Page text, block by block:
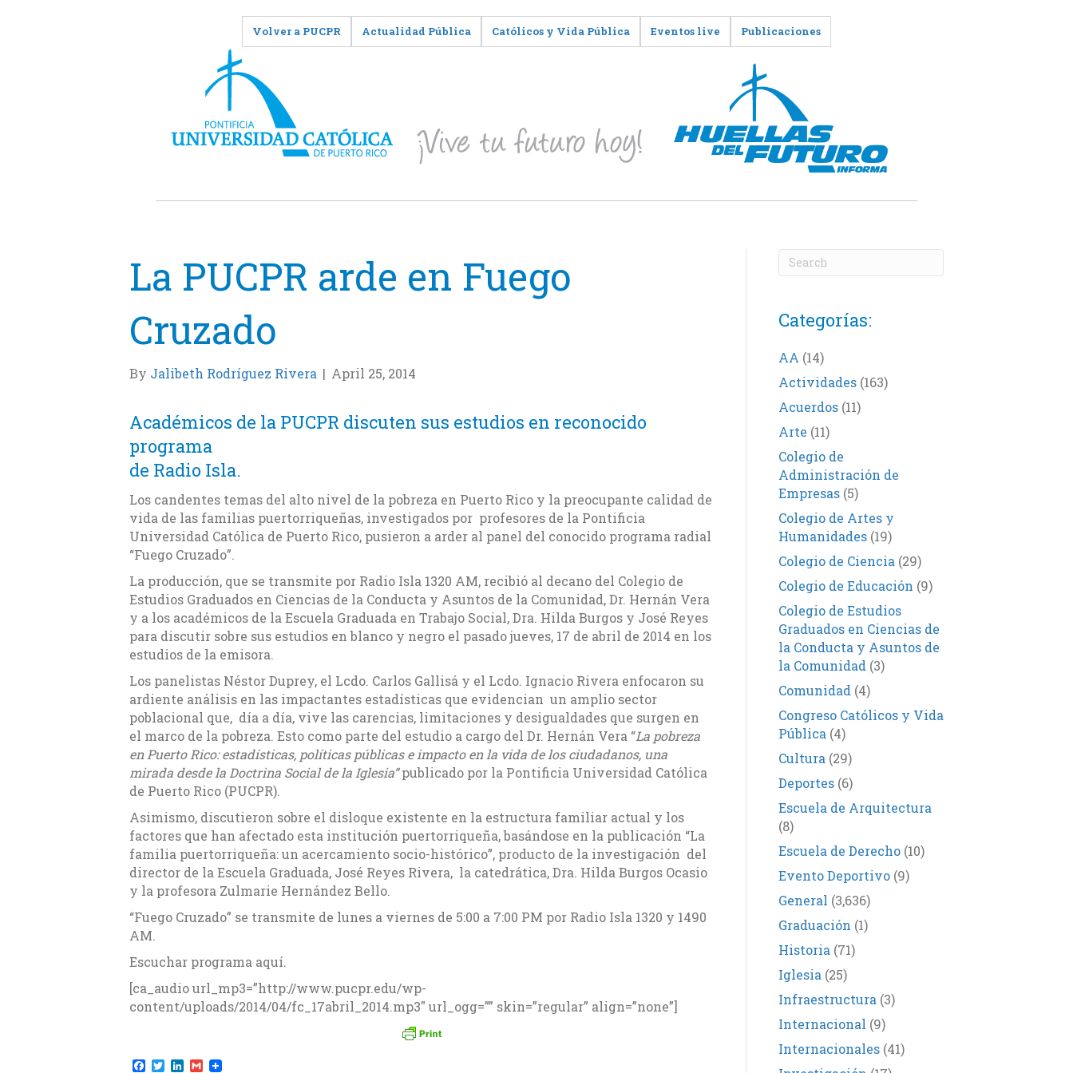
Volver a PUCPR Actualidad Pública Católicos y Vida Pública Eventos live Publicaciones
La PUCPR arde en Fuego
Cruzado
By Jalibeth Rodríguez Rivera | April 25, 2014
Académicos de la PUCPR discuten sus estudios en reconocido
programa
de Radio Isla.
Los candentes temas del alto nivel de la pobreza en Puerto Rico y la preocupante calidad de
vida de las familias puertorriqueñas, investigados por profesores de la Pontificia
Universidad Católica de Puerto Rico, pusieron a arder al panel del conocido programa radial
“Fuego Cruzado”.
La producción, que se transmite por Radio Isla 1320 AM, recibió al decano del Colegio de
Estudios Graduados en Ciencias de la Conducta y Asuntos de la Comunidad, Dr. Hernán Vera
y a los académicos de la Escuela Graduada en Trabajo Social, Dra. Hilda Burgos y José Reyes
para discutir sobre sus estudios en blanco y negro el pasado jueves, 17 de abril de 2014 en los
estudios de la emisora.
Los panelistas Néstor Duprey, el Lcdo. Carlos Gallisá y el Lcdo. Ignacio Rivera enfocaron su
ardiente análisis en las impactantes estadísticas que evidencian un amplio sector
poblacional que, día a día, vive las carencias, limitaciones y desigualdades que surgen en
el marco de la pobreza. Esto como parte del estudio a cargo del Dr. Hernán Vera “La pobreza
en Puerto Rico: estadísticas, políticas públicas e impacto en la vida de los ciudadanos, una
mirada desde la Doctrina Social de la Iglesia”publicado por la Pontificia Universidad Católica
de Puerto Rico (PUCPR).
Asimismo, discutieron sobre el disloque existente en la estructura familiar actual y los
factores que han afectado esta institución puertorriqueña, basándose en la publicación “La
familia puertorriqueña: un acercamiento socio-histórico”, producto de la investigación del
director de la Escuela Graduada, José Reyes Rivera, la catedrática, Dra. Hilda Burgos Ocasio
y la profesora Zulmarie Hernández Bello.
“Fuego Cruzado” se transmite de lunes a viernes de 5:00 a 7:00 PM por Radio Isla 1320 y 1490
AM.
Escuchar programa aquí.
[ca_audio url_mp3=”http://www.pucpr.edu/wp-
content/uploads/2014/04/fc_17abril_2014.mp3″ url_ogg=”” skin=”regular” align=”none”]
F T L G
Categorías:
AA (14)
Actividades(163)
Acuerdos(11)
Arte (11)
Colegio de
Administración de
Empresas(5)
Colegio de Artes y
Humanidades(19)
Colegio de Ciencia (29)
Colegio de Educación (9)
Colegio de Estudios
Graduados en Ciencias de
la Conducta y Asuntos de
la Comunidad (3)
Comunidad (4)
Congreso Católicos y Vida
Pública (4)
Cultura (29)
Deportes(6)
Escuela de Arquitectura
(8)
Escuela de Derecho(10)
Evento Deportivo(9)
General (3,636)
Graduación (1)
Historia (71)
Iglesia (25)
Infraestructura (3)
Internacional (9)
Internacionales(41)